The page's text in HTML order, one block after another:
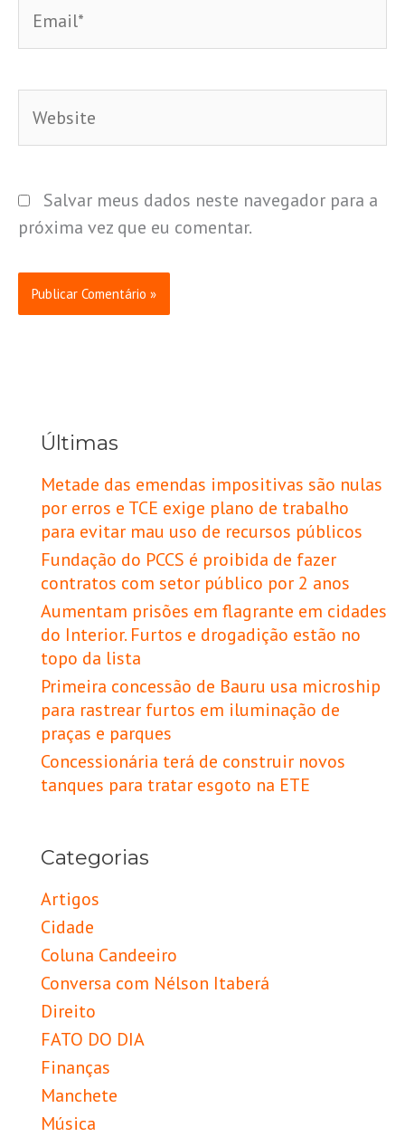
Salvar meus dados neste navegador para a
próxima vez que eu comentar.
Últimas
Metade das emendas impositivas são nulas
por erros e TCE exige plano de trabalho
para evitar mau uso de recursos públicos
Fundação do PCCS é proibida de fazer
contratos com setor público por 2 anos
Aumentam prisões em flagrante em cidades
do Interior. Furtos e drogadição estão no
topo da lista
Primeira concessão de Bauru usa microship
para rastrear furtos em iluminação de
praças e parques
Concessionária terá de construir novos
tanques para tratar esgoto na ETE
Categorias
Artigos
Cidade
Coluna Candeeiro
Conversa com Nélson Itaberá
Direito
FATO DO DIA
Finanças
Manchete
Música